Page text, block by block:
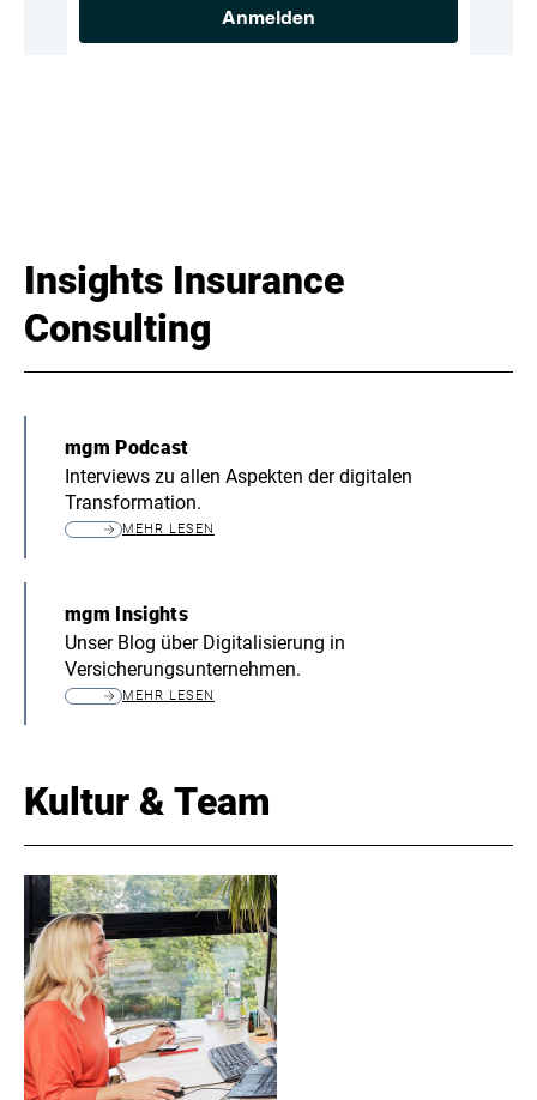
Anmelden
Insights Insurance
Consulting
mgm Podcast
Interviews zu allen Aspekten der digitalen
Transformation.
MEHR LESEN
mgm Insights
Unser Blog über Digitalisierung in
Versicherungsunternehmen.
MEHR LESEN
Kultur & Team